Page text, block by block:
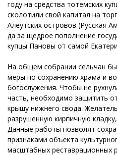
году на средства тотемских
сколотили свой капитал на
Алеутских островов (Русская
да за щедрое пополнение
купцы Пановы от самой
На общем собрании сельчан
меры по сохранению храма и
богослужения. Чтобы не
часть, необходимо защитить
крышу нижнего свода.
разрушенную кирпичную
Данные работы позволят
признаками объекта
масштабных реставрационных